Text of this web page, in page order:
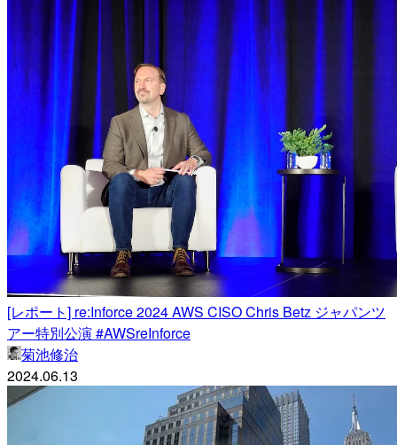
[レポート] re:Inforce 2024 AWS CISO Chris Betz ジャパンツ
アー特別公演 #AWSreInforce
菊池修治
2024.06.13